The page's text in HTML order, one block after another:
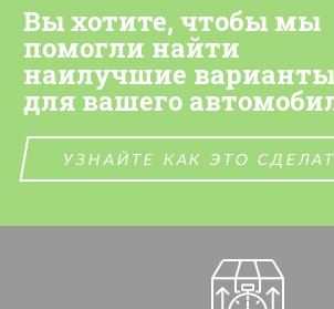
Вы хотите, чтобы мы
помогли найти
наилучшие варианты
для вашего
УЗНАЙТЕ КАК ЭТО